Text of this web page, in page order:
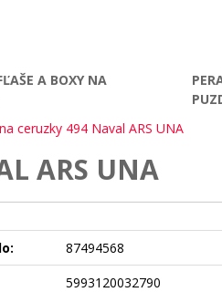
A BOXY NA
ceruzky 494 Naval ARS UNA
ARS UNA
87494568
5993120032790